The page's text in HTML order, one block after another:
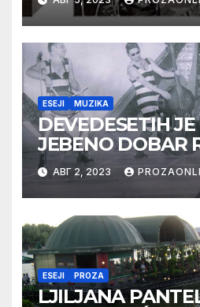
ESEJI MUZIKA
DEVEDESETIH
JEBENO DOBAR
(1)АВГ 2, 2023
ESEJI PROZA
LJILJANA